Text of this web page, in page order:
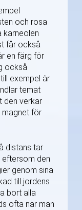
och rosa
karneolen
får också
en färg för
också
exempel är
temat
den verkar
magnet för
distans tar
eftersom den
genom sina
till jordens
bort alla
ofta när man